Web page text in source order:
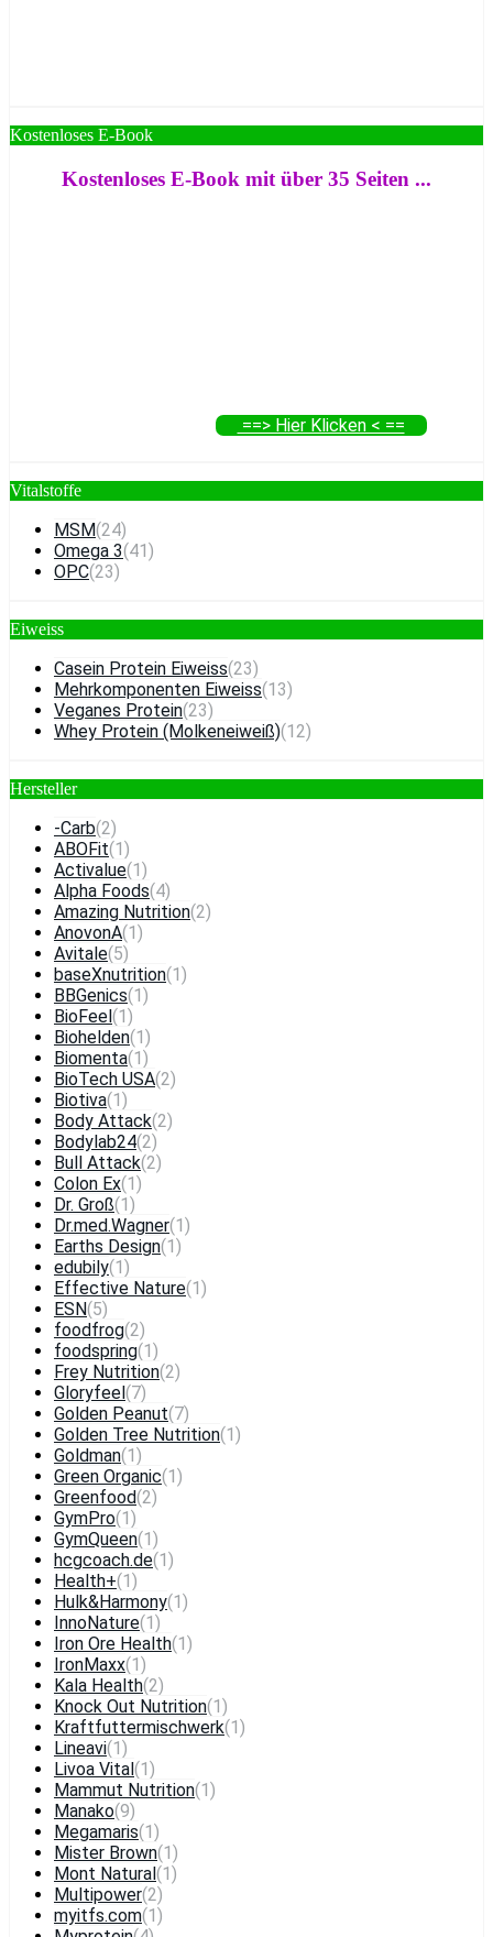
Kostenloses E-Book
Kostenloses E-Book mit über 35 Seiten ...
==> Hier Klicken < ==
Vitalstoffe
MSM(24)
Omega 3(41)
OPC(23)
Eiweiss
Casein Protein Eiweiss(23)
Mehrkomponenten Eiweiss(13)
Veganes Protein(23)
Whey Protein (Molkeneiweiß)(12)
Hersteller
-Carb(2)
ABOFit(1)
Activalue(1)
Alpha Foods(4)
Amazing Nutrition(2)
AnovonA(1)
Avitale(5)
baseXnutrition(1)
BBGenics(1)
BioFeel (1)
Biohelden(1)
Biomenta(1)
BioTech USA(2)
Biotiva(1)
Body Attack(2)
Bodylab24(2)
Bull Attack(2)
Colon Ex(1)
Dr. Groß(1)
Dr.med.Wagner(1)
Earths Design(1)
edubily(1)
Effective Nature(1)
ESN(5)
foodfrog(2)
foodspring(1)
Frey Nutrition(2)
Gloryfeel (7)
Golden Peanut(7)
Golden Tree Nutrition(1)
Goldman(1)
Green Organic(1)
Greenfood(2)
GymPro(1)
GymQueen(1)
hcgcoach.de(1)
Health+(1)
Hulk&Harmony(1)
InnoNature(1)
Iron Ore Health(1)
IronMaxx(1)
Kala Health(2)
Knock Out Nutrition(1)
Kraftfuttermischwerk(1)
Lineavi(1)
Livoa Vital (1)
Mammut Nutrition(1)
Manako(9)
Megamaris(1)
Mister Brown(1)
Mont Natural (1)
Multipower(2)
myitfs.com(1)